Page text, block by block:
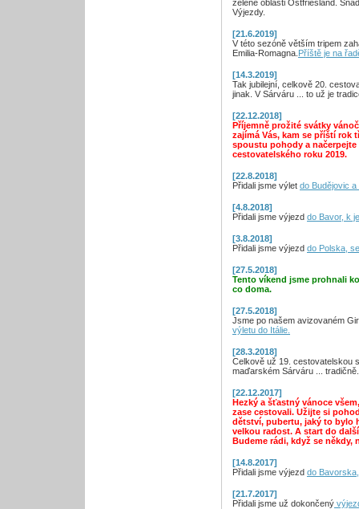
zelené oblasti Ostfriesland.
Výjezdy.
[21.6.2019]
V této sezóně větším tripem
Emilia-Romagna. Příště je na
[14.3.2019]
Tak jubilejní, celkově 20.
jinak. V Sárváru ... to už je
[22.12.2018]
Příjemně prožité svátky
zajímá Vás, kam se příští rok
spoustu pohody a
cestovatelského roku 2019.
[22.8.2018]
Přidali jsme výlet do Budějovic
[4.8.2018]
Přidali jsme výjezd do Bavor, k
[3.8.2018]
Přidali jsme výjezd do Polska,
[27.5.2018]
Tento víkend jsme prohnali
co doma.
[27.5.2018]
Jsme po našem avizovaném
výletu do Itálie.
[28.3.2018]
Celkově už 19. cestovatelskou
maďarském Sárváru ... tradičně.
[22.12.2017]
Hezký a šťastný vánoce
zase cestovali. Užijte si
dětství, pubertu, jaký to bylo
velkou radost. A start do
Budeme rádi, když se někdy,
[14.8.2017]
Přidali jsme výjezd do
[21.7.2017]
Přidali jsme už dokončený